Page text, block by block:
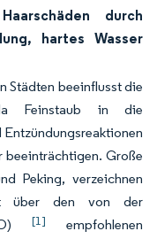
durch
hartes Wasser
Städten beeinflusst die
da Feinstaub in die
beeinträchtigen. Große
Peking, verzeichnen
über den von der
[1]
empfohlenen